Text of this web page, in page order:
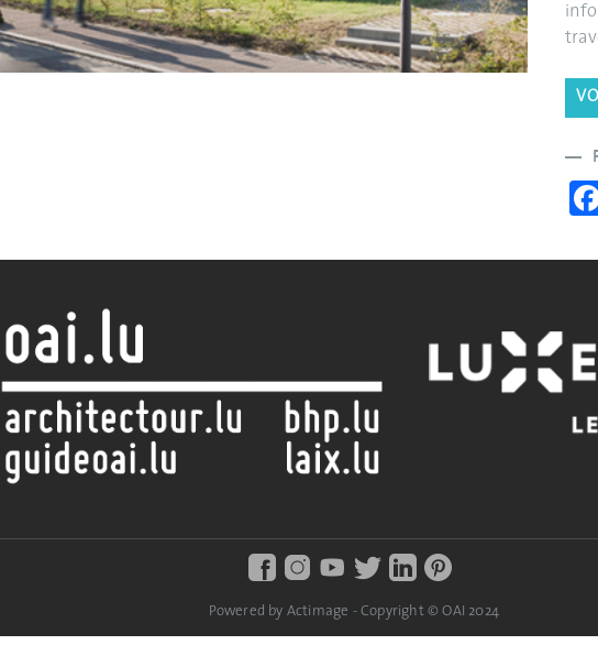
Powered by Actimage - Copyright © OAI 2024